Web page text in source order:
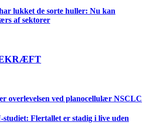
lukket de sorte huller: Nu kan
af sektorer
overlevelsen ved planocellulær NSCLC
Flertallet er stadig i live uden